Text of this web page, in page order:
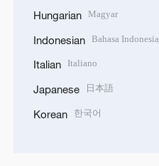
Hungarian Magyar
Indonesian Bahasa Indonesia
Italian Italiano
Japanese 日本語
Korean 한국어